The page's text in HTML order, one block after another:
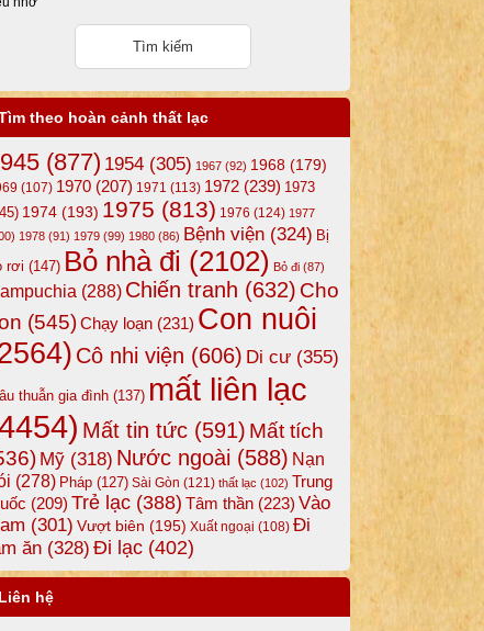
theo hoàn cảnh thất lạc
(877) 1954 (305) 1967 (92) 1968 (179)
(107) 1970 (207) 1971 (113) 1972 (239) 1973
1974 (193) 1975 (813) 1976 (124) 1977
1978 (91) 1979 (99) 1980 (86) Bệnh viện (324) Bị
rơi (147) Bỏ nhà đi (2102) Bỏ đi (87)
(288) Chiến tranh (632) Cho
(545)Chạy loạn (231) Con nuôi
Cô nhi viện (606) Di cư (355)
thuẫn gia đình (137) mất liên lạc
Mất tin tức (591) Mất tích
Mỹ (318) Nước ngoài (588) Nạn
(278) Pháp (127) Sài Gòn (121) thất lạc (102) Trung
(209) Trẻ lạc (388) Tâm thần (223) Vào
(301) Vượt biên (195) Xuất ngoại (108) Đi
ăn (328) Đi lạc (402)
Liên hệ